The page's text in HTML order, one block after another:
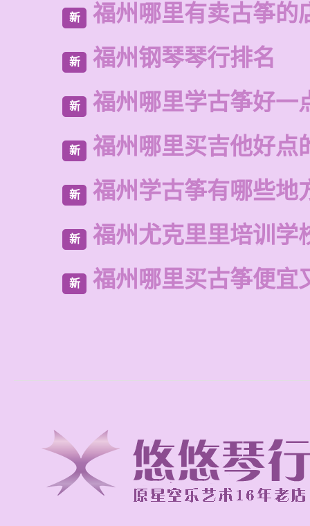
新 福州哪里有卖古筝的
新 福州钢琴琴行排名
新 福州哪里学古筝好一
新 福州哪里买吉他好点
新 福州学古筝有哪些地
新 福州尤克里里培训学
新 福州哪里买古筝便宜